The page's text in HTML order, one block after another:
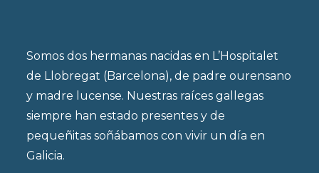
Somos dos hermanas nacidas en L’Hospitalet
de Llobregat (Barcelona), de padre ourensano
y madre lucense. Nuestras raíces gallegas
siempre han estado presentes y de
pequeñitas soñábamos con vivir un día en
Galicia.